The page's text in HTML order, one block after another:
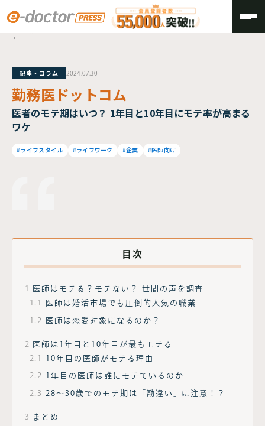
TOP
記事・コラム 2024.07.30
勤務医ドットコム
医者のモテ期はいつ？ 1年目と10年目にモテ率が高まる
ワケ
#ライフスタイル #ライフワーク #企業 #医師向け
目次
1
医師はモテる？モテない？ 世間の声を調査
1.1
医師は婚活市場でも圧倒的人気の職業
1.2 医師は恋愛対象になるのか？
2
医師は1年目と10年目が最もモテる
2.1
10年目の医師がモテる理由
2.2 1年目の医師は誰にモテているのか
2.3 28〜30歳でのモテ期は「勘違い」に注意！？
3
まとめ